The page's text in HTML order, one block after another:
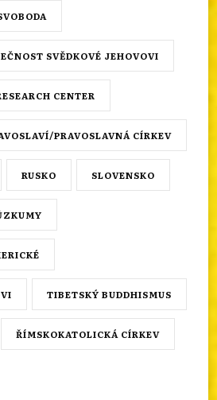
SVĚDKOVÉ JEHOVOVI
CENTER
PRAVOSLAVNÁ CÍRKEV
RUSKO SLOVENSKO
TIBETSKÝ BUDDHISMUS
ŘÍMSKOKATOLICKÁ CÍRKEV